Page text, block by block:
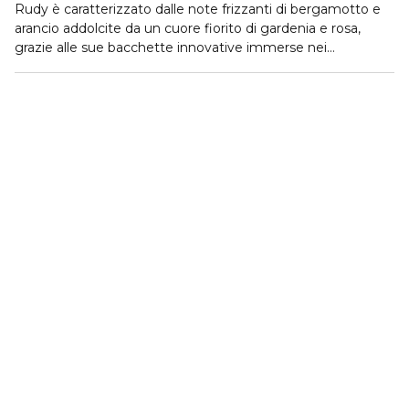
Rudy è caratterizzato dalle note frizzanti di bergamotto e
arancio addolcite da un cuore fiorito di gardenia e rosa,
grazie alle sue bacchette innovative immerse nei